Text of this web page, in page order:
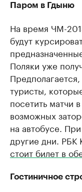
Паром в Гдыню
На время ЧМ-
будут
Поляки уже
туристы,
посетить матчи
возможных
на автобусе.
другие дни. РБК
стоит билет в
Гостиничное